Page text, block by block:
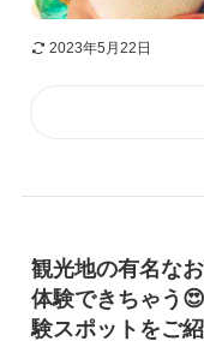
2023年5月22日
観光地の有名な
体験できちゃう
験スポットをご